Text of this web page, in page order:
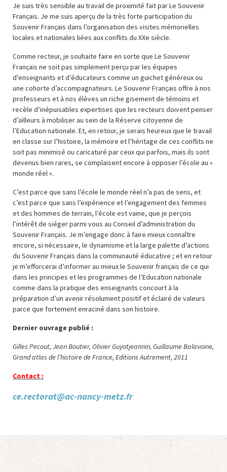
Je suis très sensible au travail de proximité fait par Le Souvenir
Français. Je me suis aperçu de la très forte participation du
Souvenir Français dans l’organisation des visites mémorielles
locales et nationales liées aux conflits du XXe siècle.
Comme recteur, je souhaite faire en sorte que Le Souvenir
Français ne soit pas simplement perçu par les équipes
d’enseignants et d’éducateurs comme un guichet généreux ou
une cohorte d’accompagnateurs. Le Souvenir Français offre à nos
professeurs et à nos élèves un riche gisement de témoins et
recèle d’inépuisables expertises que les recteurs doivent penser
d’ailleurs à mobiliser au sein de la Réserve citoyenne de
l’Education nationale. Et, en retour, je serais heureux que le travail
en classe sur l’histoire, la mémoire et l’héritage de ces conflits ne
soit pas minimisé ou caricaturé par ceux qui parfois, mais ils sont
devenus bien rares, se complaisent encore à opposer l’école au «
monde réel ».
C’est parce que sans l’école le monde réel n’a pas de sens, et
c’est parce que sans l’expérience et l’engagement des femmes
et des hommes de terrain, l’école est vaine, que je perçois
l’intérêt de siéger parmi vous au Conseil d’administration du
Souvenir Français. Je m’engage donc à faire mieux connaître
encore, si nécessaire, le dynamisme et la large palette d’actions
du Souvenir Français dans la communauté éducative ; et en retour
je m’efforcerai d’informer au mieux le Souvenir français de ce qui
dans les principes et les programmes de l’Education nationale
comme dans la pratique des enseignants concourt à la
préparation d’un avenir résolument positif et éclairé de valeurs
parce que fortement enraciné dans son histoire.
Dernier ouvrage publié :
Gilles Pecout, Jean Boutier, Olivier Guyotjeannin, Guillaume Balavoine,
Grand atlas de l’histoire de France, Editions Autrement, 2011
Contact :
ce.rectorat@ac-nancy-metz.fr